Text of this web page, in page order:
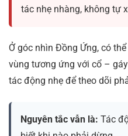
tác nhẹ nhàng, không tự
Ở góc nhìn Đồng Ứng, có
vùng tương ứng với cổ –
tác động nhẹ để theo dõi
Nguyên tắc vẫn là: Tác